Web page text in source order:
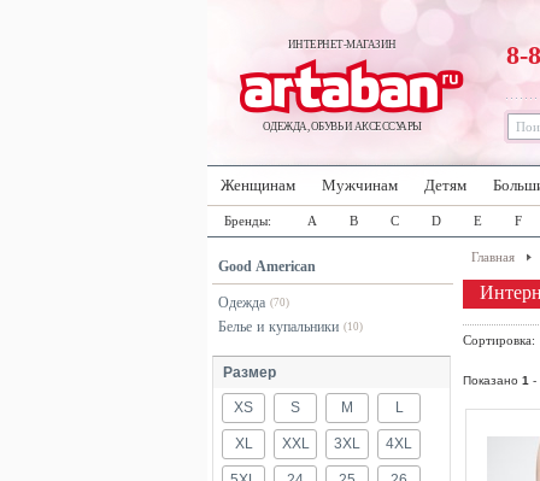
ИНТЕРНЕТ-МАГАЗИН
ОДЕЖДА, ОБУВЬ И АКСЕССУАРЫ
8-
Женщинам Мужчинам Детям
Бренды: A B C D E F
Good American
Одежда (70)
Белье и купальники (10)
Размер
XS S M L
XL XXL 3XL 4XL
Главная
Показано 1 -